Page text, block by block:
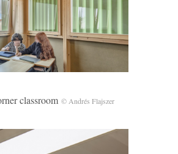
classroom © Andrés Flajszer